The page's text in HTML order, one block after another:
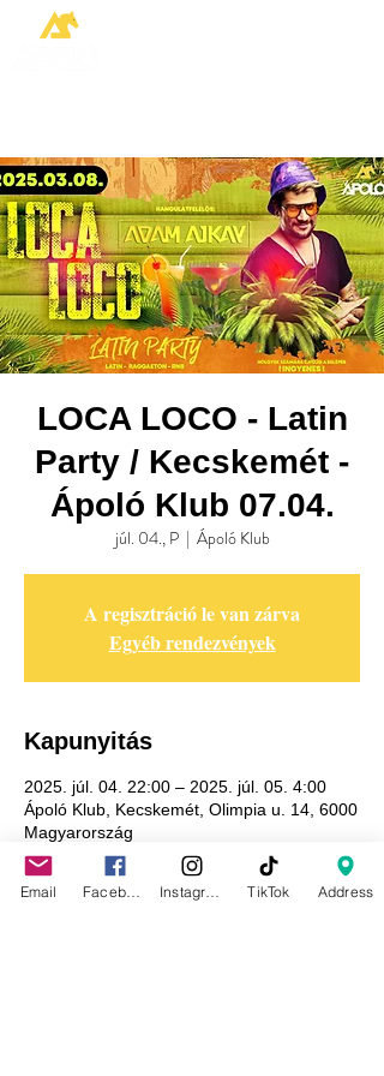
LOCA LOCO - Latin
Party / Kecskemét -
Ápoló Klub 07.04.
júl. 04., P
  |
Ápoló Klub
A regisztráció le van zárva
Egyéb rendezvények
Kapunyitás
2025. júl. 04. 22:00 – 2025. júl. 05. 4:00
Ápoló Klub, Kecskemét, Olimpia u. 14, 6000
Magyarország
Email TikTok Address